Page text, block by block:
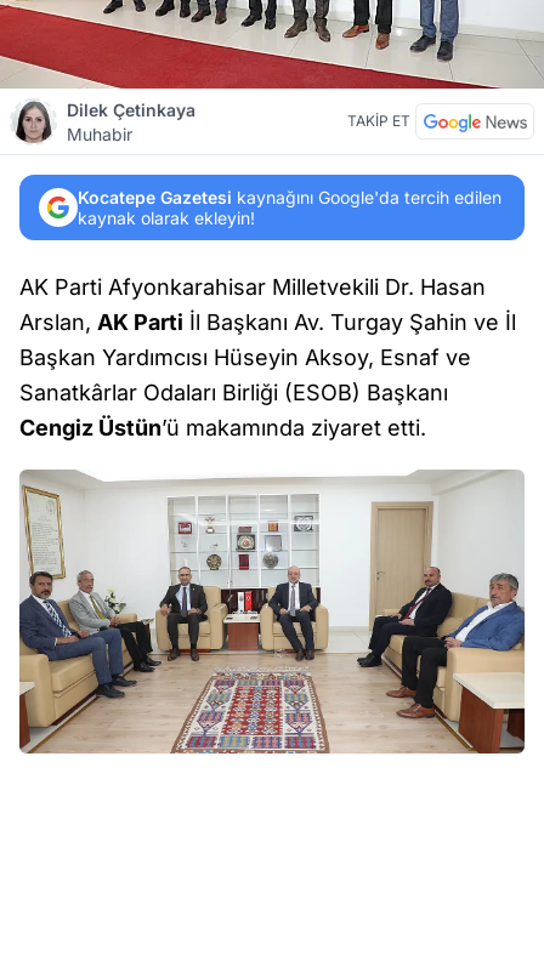
Dilek Çetinkaya
Muhabir
TAKİP ET
Kocatepe Gazetesi kaynağını Google'da tercih edilen
kaynak olarak ekleyin!
AK Parti Afyonkarahisar Milletvekili Dr. Hasan
Arslan, AK Parti İl Başkanı Av. Turgay Şahin ve İl
Başkan Yardımcısı Hüseyin Aksoy, Esnaf ve
Sanatkârlar Odaları Birliği (ESOB) Başkanı
Cengiz Üstün’ü makamında ziyaret etti.